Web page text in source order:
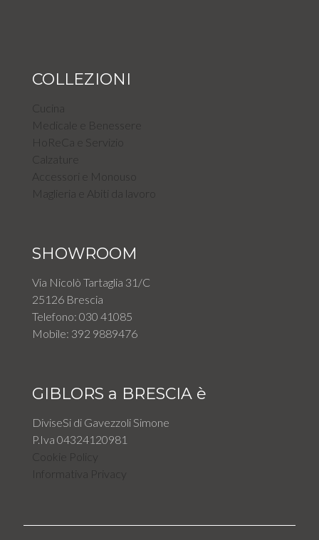
COLLEZIONI
Cucina
Medicale e Benessere
HoReCa e Servizio
Calzature
Accessori e Monouso
Maglieria e Abiti da lavoro
SHOWROOM
Via Nicolò Tartaglia 31/C
25126 Brescia
Telefono: 030 41085
Mobile: 392 9889476
GIBLORS a BRESCIA è
DiviseSi di Gavezzoli Simone
P.Iva 04324120981
Cookie Policy
Informativa Privacy